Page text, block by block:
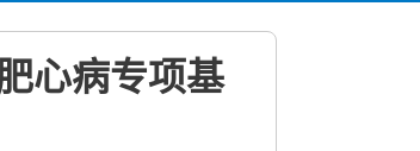
心病专项基